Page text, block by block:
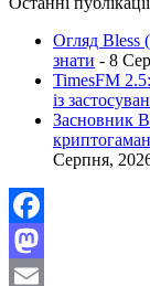
Огляд Bless
знати - 8
TimesFM
із
Засновник
Серпня,
Facebook
Mastodon